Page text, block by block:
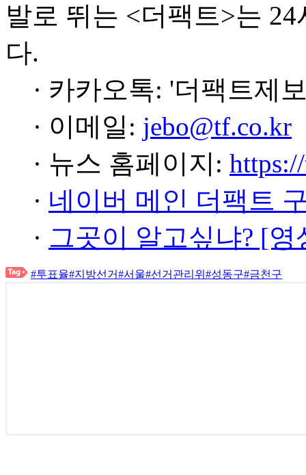
발로 뛰는 <더팩트>는
다.
· 카카오톡: '더팩트제
· 이메일: jebo@tf.co.kr
· 뉴스 홈페이지:
· 네이버 메인 더팩트
· 그곳이 알고싶냐? [
#투표율#지방선거#서울#선거관리위 #성동구#금천구